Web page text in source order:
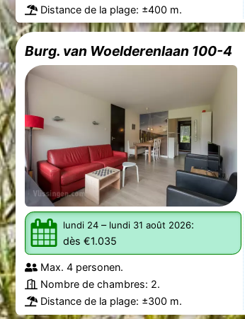
Distance de la plage: ±400 m.
Burg. van Woelderenlaan 100-4
lundi 24– lundi 31 août 2026:
dès €1.035
Max. 4 personen.
Nombre de chambres: 2.
Distance de la plage: ±300 m.